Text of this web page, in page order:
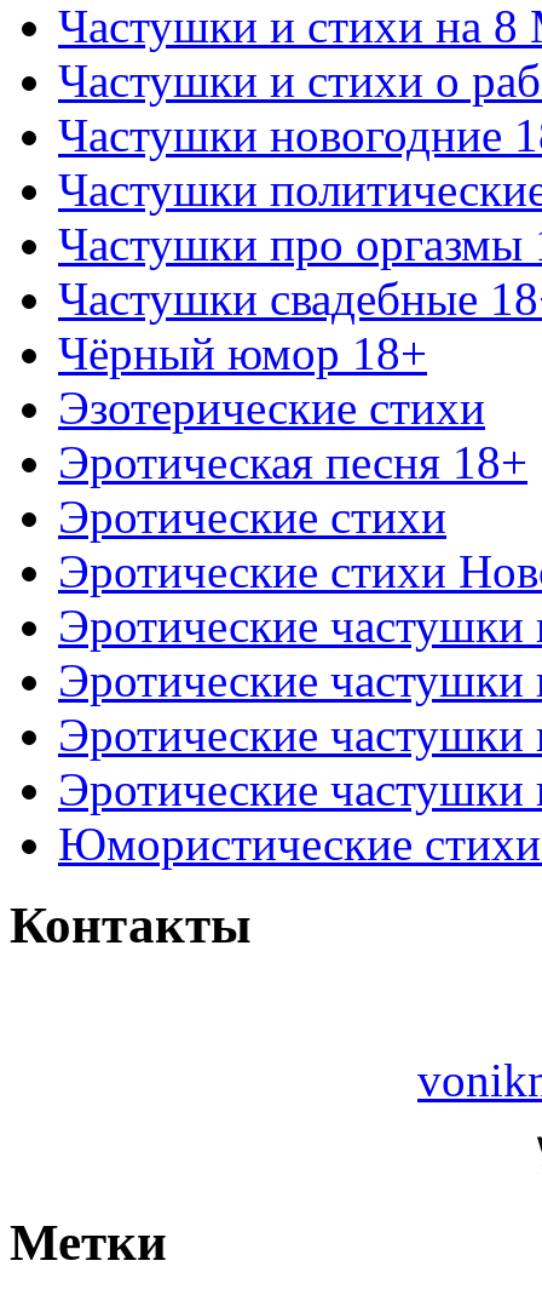
Частушки и стихи на 8
Частушки и стихи о
Частушки новогодние
Частушки
Частушки про оргазмы
Частушки свадебные
Чёрный юмор 18+
Эзотерические стихи
Эротическая песня 18+
Эротические стихи
Эротические стихи
Эротические
Эротические
Эротические
Эротические
Юмористические
Контакты
Метки